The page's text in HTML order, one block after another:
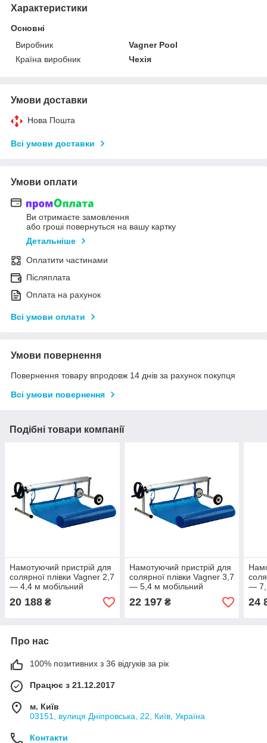
Характеристики
Основні
Виробник
Vagner Pool
Країна виробник
Чехія
Умови доставки
Нова Пошта
Всі умови доставки
Умови оплати
Ви отримаєте замовлення
або гроші повернуться на вашу картку
Детальніше
Оплатити частинами
Післяплата
Оплата на рахунок
Всі умови оплати
Умови повернення
Повернення товару впродовж 14 днів за рахунок покупця
Всі умови повернення
Подібні товари компанії
Намотуючий пристрій для
солярної плівки Vagner 2,7
— 4,4 м мобільний
20 188 ₴
Намотуючий пристрій для
солярної плівки Vagner 3,7
— 5,4 м мобільний
22 197₴
—
24
Про нас
100% позитивних з 36 відгуків за рік
Працює з 21.12.2017
м. Київ
03151, вулиця Дніпровська, 22, Київ, Україна
Контакти